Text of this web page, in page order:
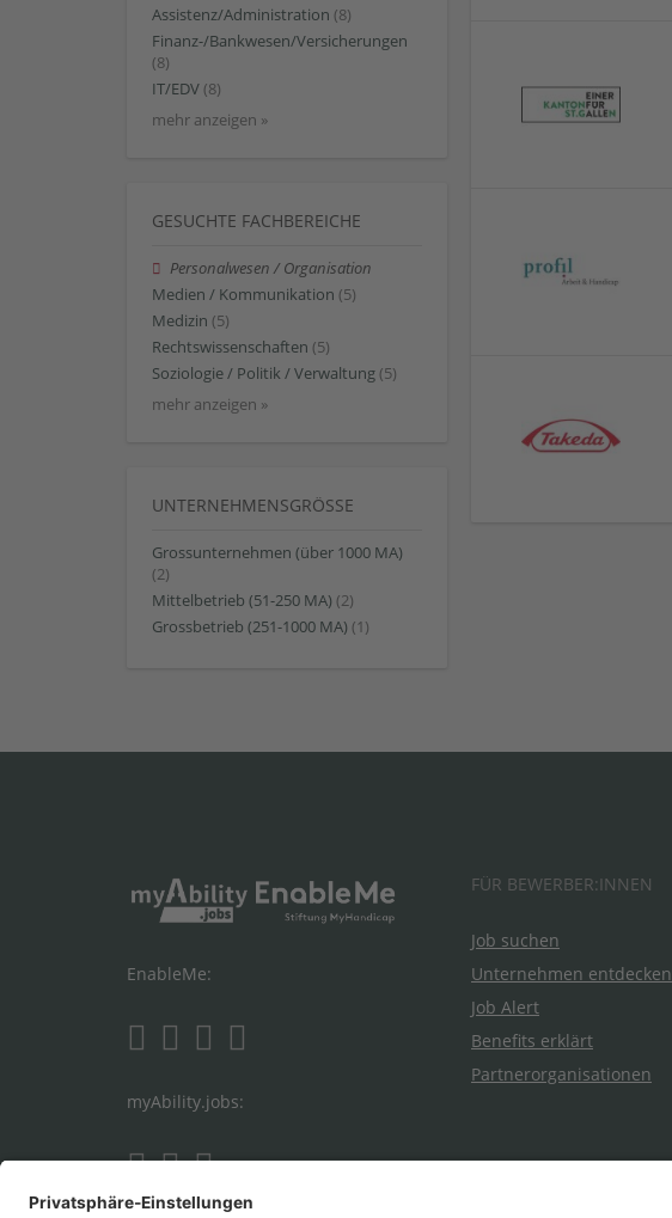
Assistenz/Administration (8)
Finanz-/Bankwesen/Versicherungen
(8)
IT/EDV (8)
mehr anzeigen »
GESUCHTE FACHBEREICHE
Personalwesen / Organisation
Medien / Kommunikation (5)
Medizin (5)
Rechtswissenschaften (5)
Soziologie / Politik / Verwaltung (5)
mehr anzeigen »
UNTERNEHMENSGRÖSSE
Grossunternehmen (über 1000 MA)
(2)
Mittelbetrieb (51-250 MA) (2)
Grossbetrieb (251-1000 MA) (1)
EnableMe:
myAbility.jobs:
FÜR BEWERBER:INNEN
Job suchen
Unternehmen entdecken
Job Alert
Benefits erklärt
Partnerorganisationen